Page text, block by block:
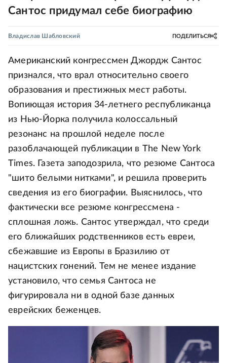
Сантос придумал себе биографию
Владислав Шабловский ПОДЕЛИТЬСЯ
Американский конгрессмен Джордж Сантос
признался, что врал относительно своего
образования и престижных мест работы.
Вопиющая история 34-летнего республиканца
из Нью-Йорка получила колоссальный
резонанс на прошлой неделе после
разоблачающей публикации в The New York
Times. Газета заподозрила, что резюме Сантоса
"шито белыми нитками", и решила проверить
сведения из его биографии. Выяснилось, что
фактически все резюме конгрессмена -
сплошная ложь. Сантос утверждал, что среди
его ближайших родственников есть евреи,
сбежавшие из Европы в Бразилию от
нацистских гонений. Тем не менее издание
установило, что семья Сантоса не
фигурировала ни в одной базе данных
еврейских беженцев.